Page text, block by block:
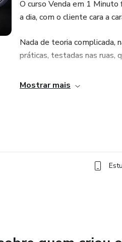
O curso Venda em 1 Minuto
a dia, com o cliente cara a
Nada de teoria complicada,
práticas, testadas nas ruas,
O nome do curso não é
✅ Como abordar qualquer
Mostrar mais